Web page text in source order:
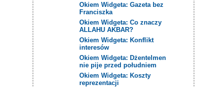
Okiem Widgeta: Gazeta bez
Franciszka
Okiem Widgeta: Co znaczy
ALLAHU AKBAR?
Okiem Widgeta: Konflikt
interesów
Okiem Widgeta: Dżentelmen
nie pije przed południem
Okiem Widgeta: Koszty
reprezentacji